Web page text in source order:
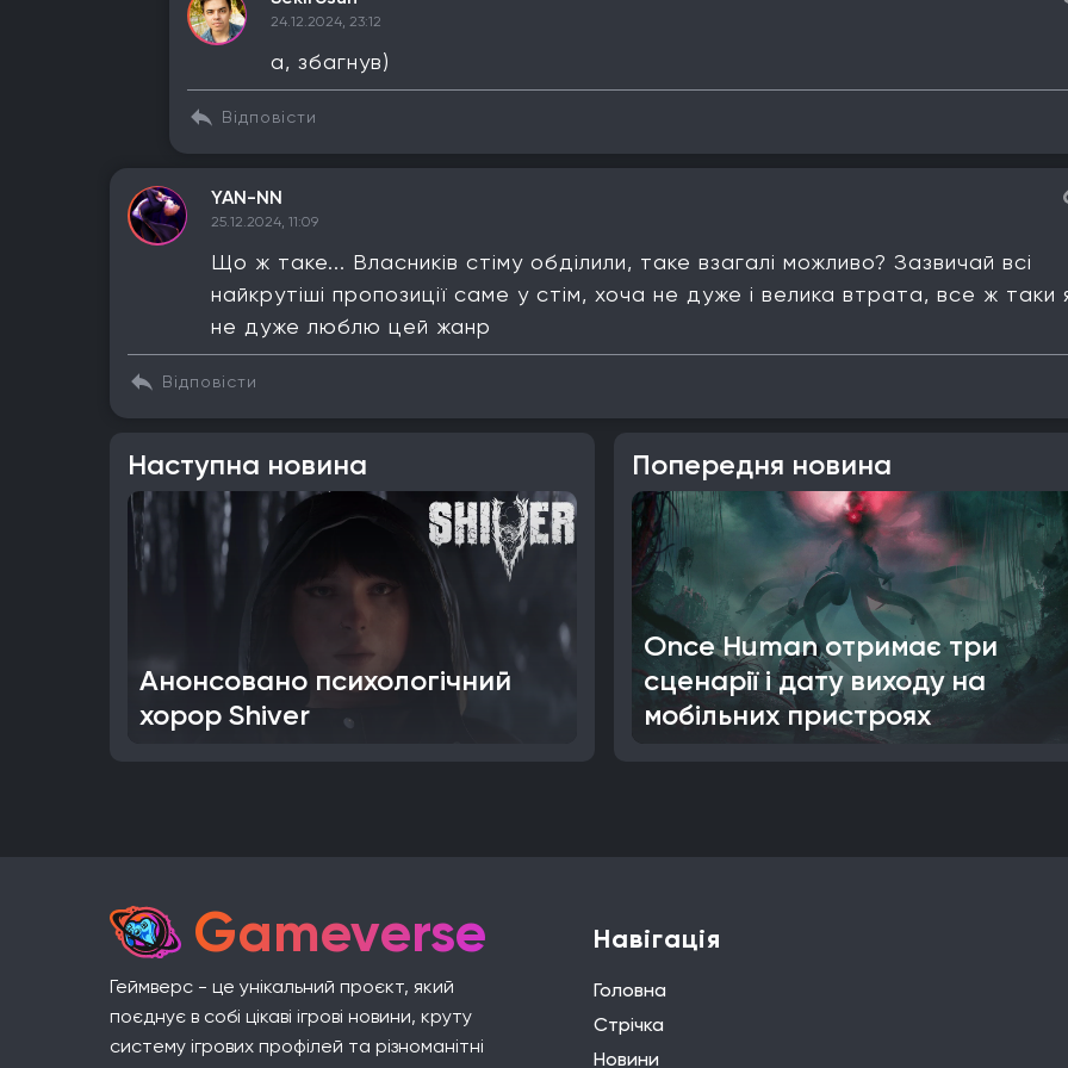
24.12.2024, 23:12
а, збагнув)
Відповісти
YAN-NN
25.12.2024, 11:09
Що ж таке... Власників стіму обділили, таке взагалі можливо? Зазвичай всі
найкрутіші пропозиції саме у стім, хоча не дуже і велика втрата, все ж таки
не дуже люблю цей жанр
Відповісти
Наступна новина
Анонсовано психологічний
хорор Shiver
Попередня новина
Once Human отримає три
сценарії і дату виходу на
мобільних пристроях
Gameverse
Геймверс - це унікальний проєкт, який
поєднує в собі цікаві ігрові новини, круту
систему ігрових профілей та різноманітні
Навігація
Головна
Стрічка
Новини